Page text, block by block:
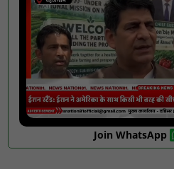
Join WhatsApp